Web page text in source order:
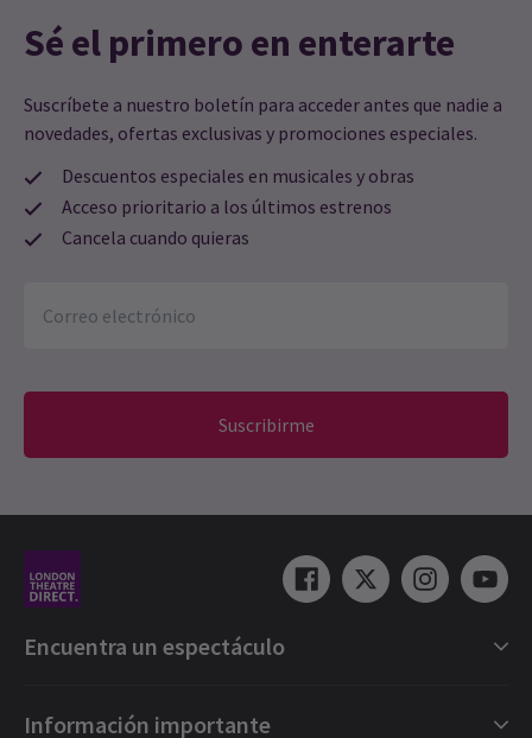
Sé el primero en enterarte
Suscríbete a nuestro boletín para acceder antes que nadie a
novedades, ofertas exclusivas y promociones especiales.
Descuentos especiales en musicales y obras
Acceso prioritario a los últimos estrenos
Cancela cuando quieras
Suscribirme
Encuentra un espectáculo
Información importante